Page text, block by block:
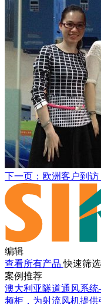
下一页：欧洲客户到访
编辑
查看所有产品 快速筛
案例推荐
澳大利亚隧道通风系
频柜，为射流风机提供